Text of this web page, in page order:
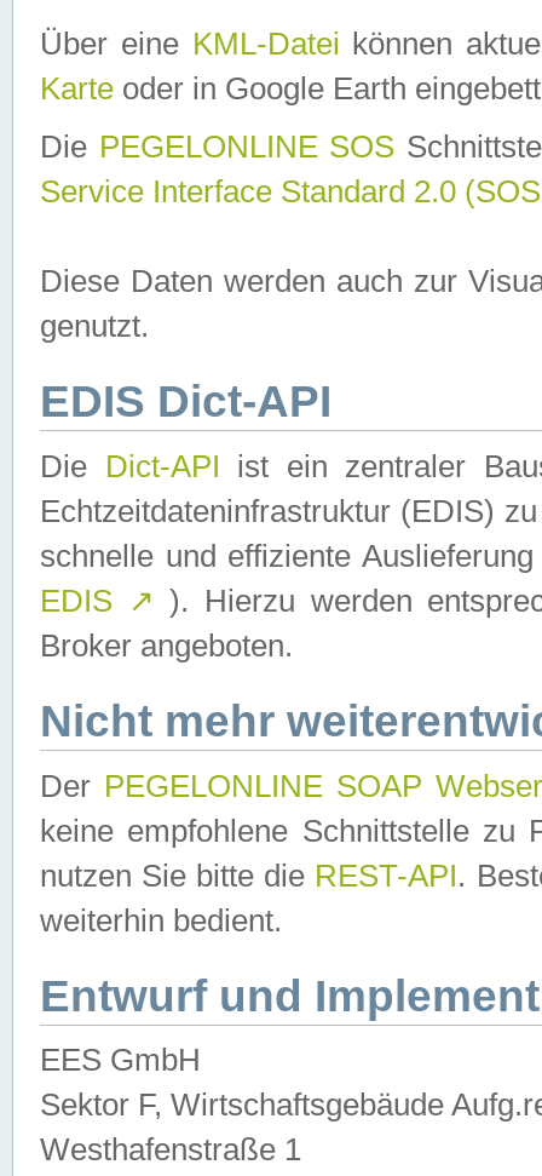
Über eine KML-Datei können
Karte oder in Google Earth
Die PEGELONLINE SOS
Service Interface Standard 2.0
Diese Daten werden auch zur
genutzt.
EDIS Dict-API
Die Dict-API ist ein zentraler
Echtzeitdateninfrastruktur (EDIS)
schnelle und effiziente
EDIS ↗ ). Hierzu werden
Broker angeboten.
Nicht mehr
Der PEGELONLINE SOAP
keine empfohlene Schnittstelle zu
nutzen Sie bitte die REST-API.
weiterhin bedient.
Entwurf und
EES GmbH
Sektor F, Wirtschaftsgebäude
Westhafenstraße 1